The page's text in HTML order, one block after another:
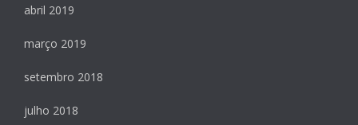
abril 2019
março 2019
setembro 2018
julho 2018